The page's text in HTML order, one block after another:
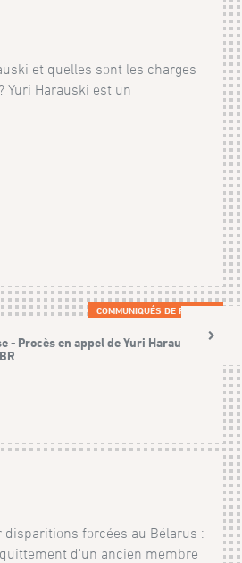
et quelles sont les charges
Yuri Harauski est un
COMMUNIQUÉS DE PRESSE
- Procès en appel de Yuri Harauski,
disparitions forcées au Bélarus :
d'un ancien membre